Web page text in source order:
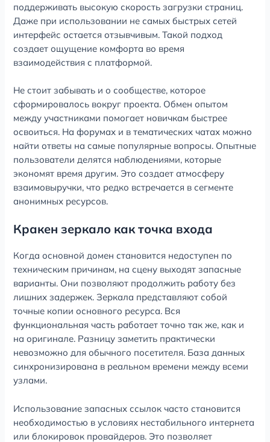
поддерживать высокую скорость загрузки страниц.
Даже при использовании не самых быстрых сетей
интерфейс остается отзывчивым. Такой подход
создает ощущение комфорта во время
взаимодействия с платформой.
Не стоит забывать и о сообществе, которое
сформировалось вокруг проекта. Обмен опытом
между участниками помогает новичкам быстрее
освоиться. На форумах и в тематических чатах можно
найти ответы на самые популярные вопросы. Опытные
пользователи делятся наблюдениями, которые
экономят время другим. Это создает атмосферу
взаимовыручки, что редко встречается в сегменте
анонимных ресурсов.
Кракен зеркало как точка входа
Когда основной домен становится недоступен по
техническим причинам, на сцену выходят запасные
варианты. Они позволяют продолжить работу без
лишних задержек. Зеркала представляют собой
точные копии основного ресурса. Вся
функциональная часть работает точно так же, как и
на оригинале. Разницу заметить практически
невозможно для обычного посетителя. База данных
синхронизирована в реальном времени между всеми
узлами.
Использование запасных ссылок часто становится
необходимостью в условиях нестабильного интернета
или блокировок провайдеров. Это позволяет